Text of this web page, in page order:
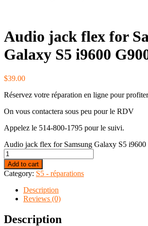
Audio jack flex for
Galaxy S5 i9600
$39.00
Réservez votre réparation en ligne pour
On vous contactera sous peu pour le RDV
Appelez le 514-800-1795 pour le suivi.
Audio jack flex for Samsung Galaxy S5
Add to cart
Category: S5 - réparations
Description
Reviews (0)
Description